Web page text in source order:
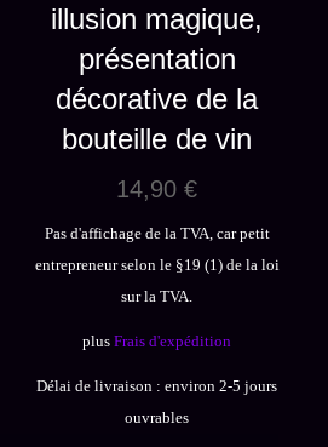
illusion magique,
présentation
décorative de la
bouteille de vin
14,90€
Pas d'affichage de la TVA, car petit
entrepreneur selon le §19 (1) de la loi
sur la TVA.
plusFrais d'expédition
Délai de livraison :environ 2-5 jours
ouvrables